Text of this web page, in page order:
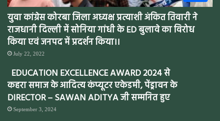
युवा कांग्रेस कोरबा जिला अध्यक्ष प्रत्याशी अंकित तिवारी ने
राजधानी दिल्ली में सोनिया गांधी के ED बुलावे का विरोध
किया एवं जनपद में प्रदर्शन किया।।
July 22, 2022
EDUCATION EXCELLENCE AWARD 2024 से
कहरा समाज के आदित्य कंप्यूटर एकेडमी, पेंड्रावन के
DIRECTOR – SAWAN ADITYA जी सम्मनित हुए
September 3, 2024